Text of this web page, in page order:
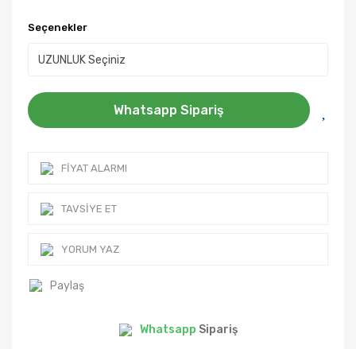
Seçenekler
Whatsapp Sipariş
FIYAT ALARMI
TAVSIYE ET
YORUM YAZ
Paylaş
Whatsapp Sipariş